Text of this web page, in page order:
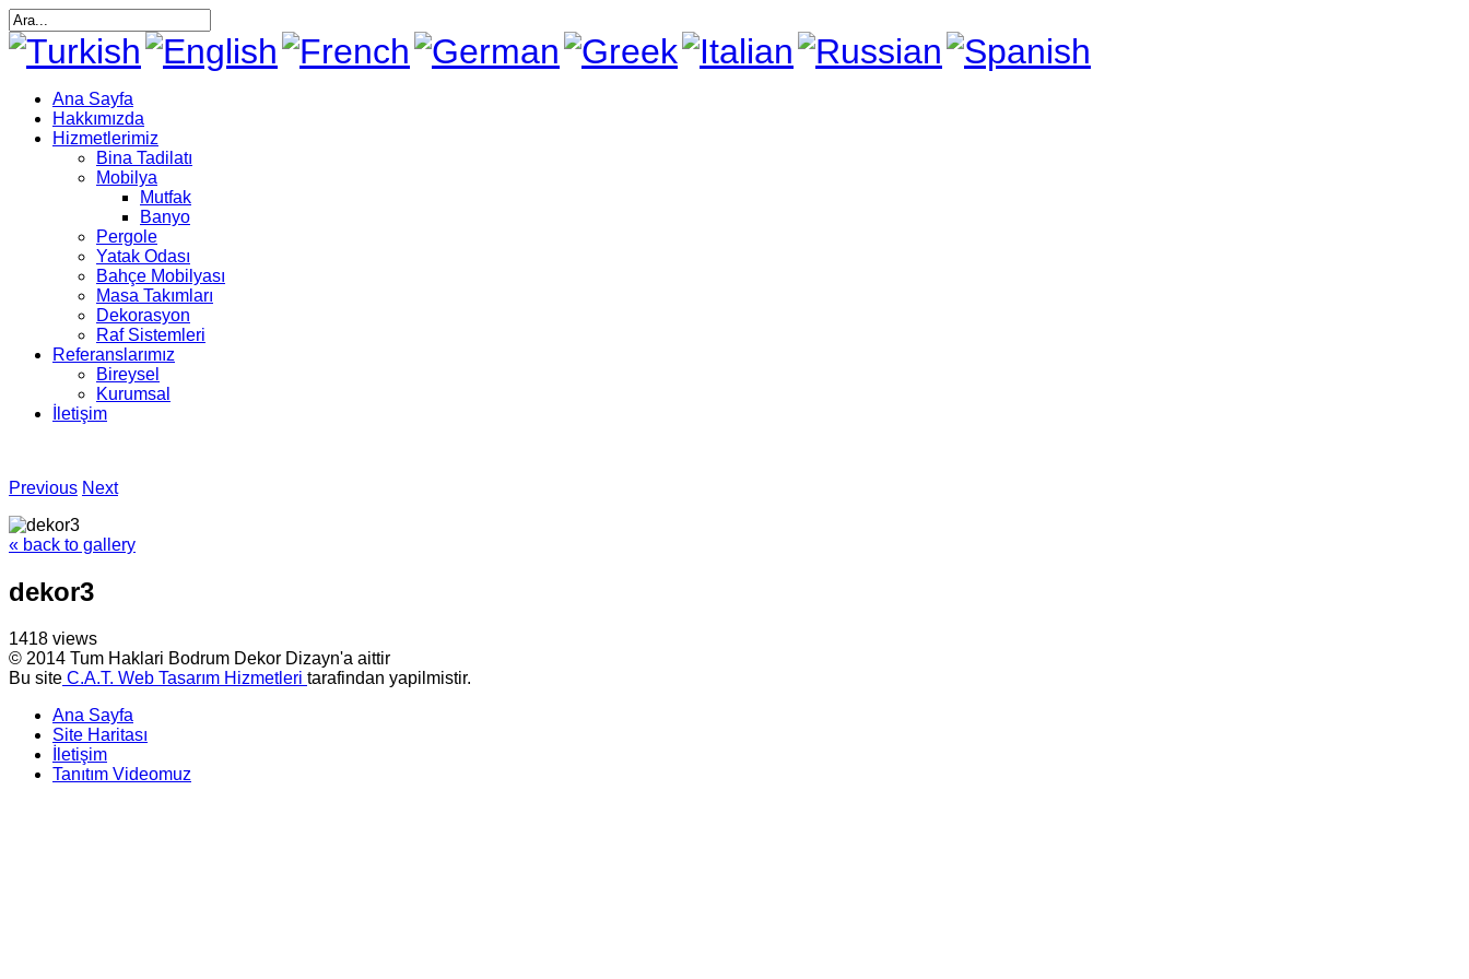
Ana Sayfa
Hakkımızda
Hizmetlerimiz
Bina Tadilatı
Mobilya
Mutfak
Banyo
Pergole
Yatak Odası
Bahçe Mobilyası
Masa Takımları
Dekorasyon
Raf Sistemleri
Referanslarımız
Bireysel
Kurumsal
İletişim
Previous Next
« back to gallery
dekor3
1418 views
© 2014 Tum Haklari Bodrum Dekor Dizayn'a aittir
Bu site C.A.T. Web Tasarım Hizmetleri tarafindan yapilmistir.
Ana Sayfa
Site Haritası
İletişim
Tanıtım Videomuz